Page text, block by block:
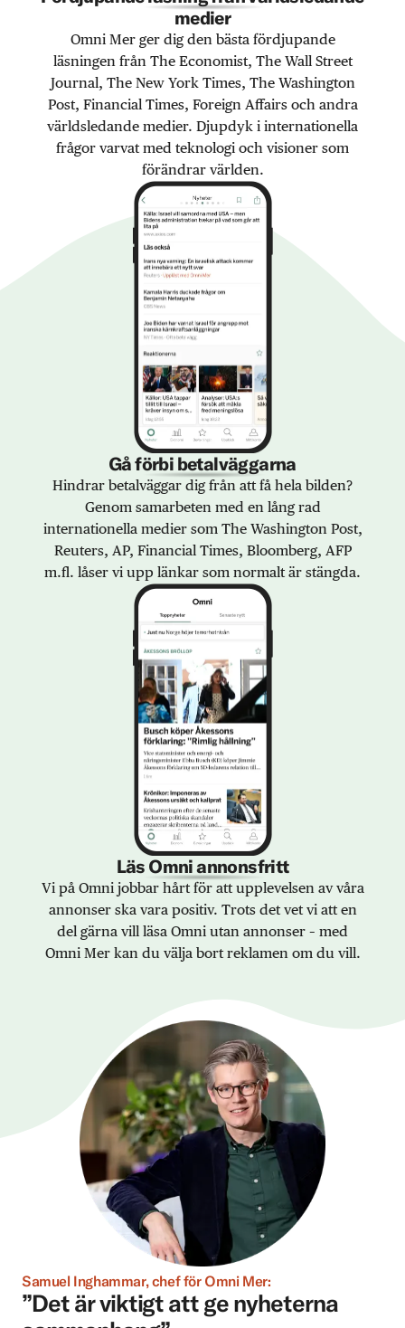
medier
Omni Mer ger dig den bästa fördjupande
läsningen från The Economist, The Wall Street
Journal, The New York Times, The Washington
Post, Financial Times, Foreign Affairs och andra
världsledande medier. Djupdyk i internationella
frågor varvat med teknologi och visioner som
förändrar världen.
Gå förbi betalväggarna
Hindrar betalväggar dig från att få hela bilden?
Genom samarbeten med en lång rad
internationella medier som The Washington Post,
Reuters, AP, Financial Times, Bloomberg, AFP
m.fl. låser vi upp länkar som normalt är stängda.
Läs Omni annonsfritt
Vi på Omni jobbar hårt för att upplevelsen av våra
annonser ska vara positiv. Trots det vet vi att en
del gärna vill läsa Omni utan annonser – med
Omni Mer kan du välja bort reklamen om du vill.
Samuel Inghammar, chef för Omni Mer:
”Det är viktigt att ge nyheterna